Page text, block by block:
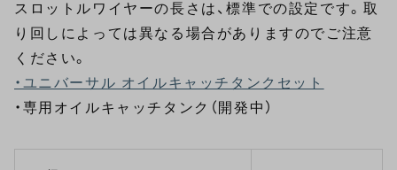
スロットルワイヤーの長さは、標準での設定です。取
り回しによっては異なる場合がありますのでご注意
ください。
・ユニバーサル オイルキャッチタンクセット
・専用オイルキャッチタンク（開発中）